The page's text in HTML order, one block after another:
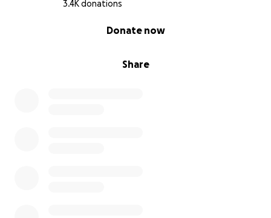
3.4K donations
Share
Donate now
Früh-Rente und mein Pflegegeld werden Sie das
im Haus erinnert sie an mich, denn ich habe es